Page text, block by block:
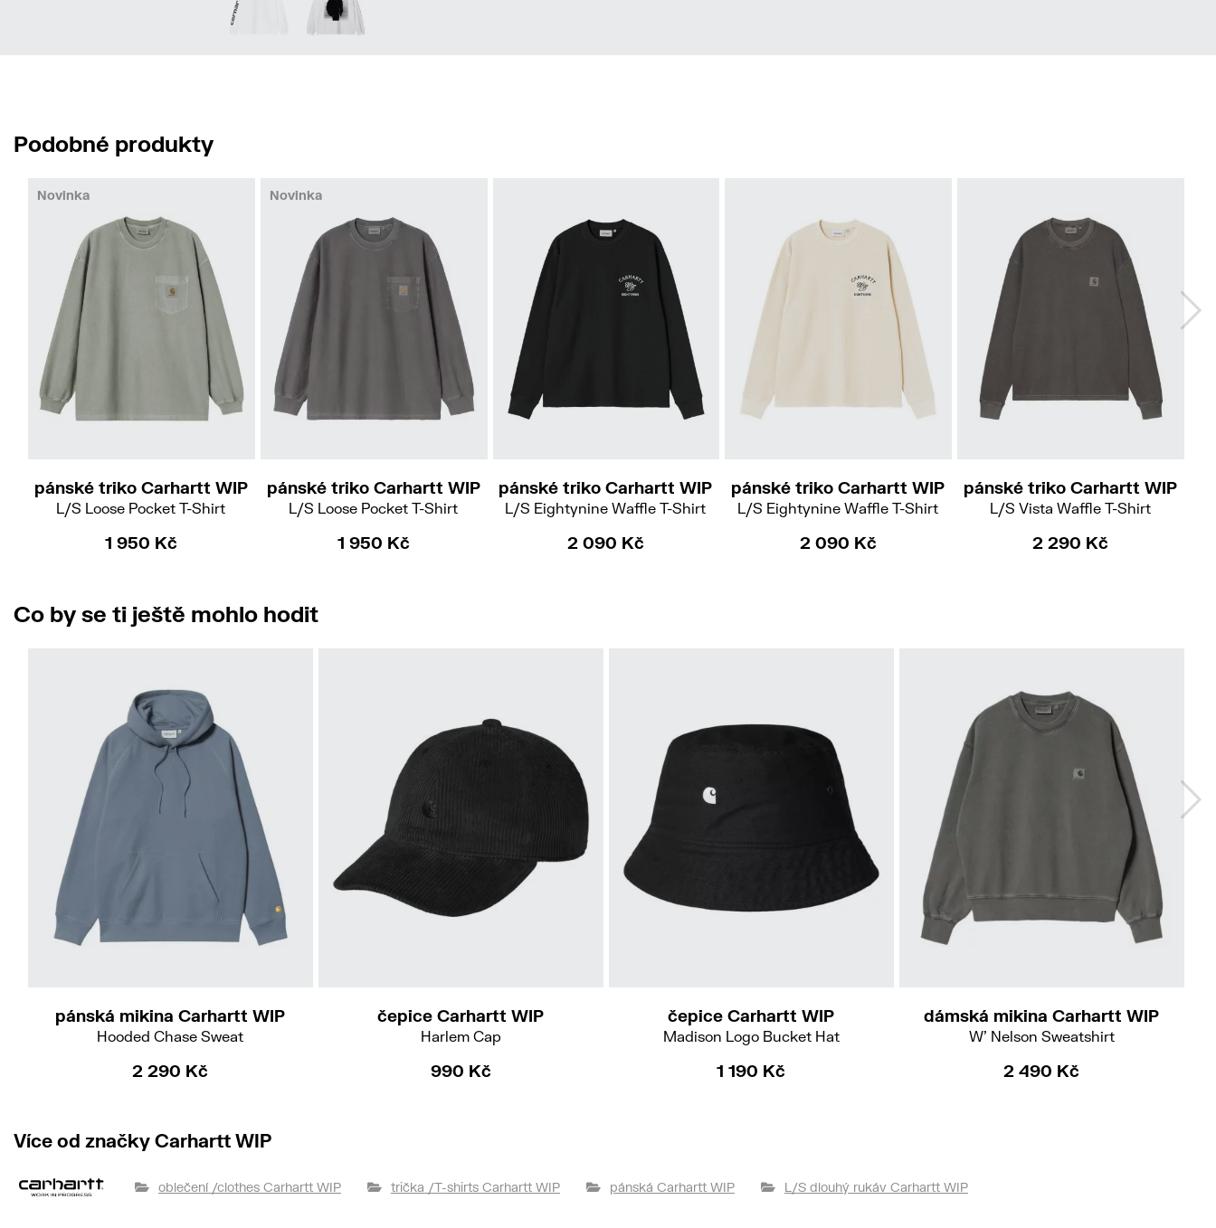
Podobné produkty
Novinka
pánské triko Carhartt WIP
L/S Loose Pocket T-Shirt
1 950 Kč
Novinka
pánské triko Carhartt WIP
L/S Loose Pocket T-Shirt
1 950 Kč
pánské triko Carhartt WIP
L/S Eightynine Waffle T-Shirt
2 090 Kč
pánské triko Carhartt WIP
L/S Eightynine Waffle T-Shirt
2 090 Kč
pánské triko Carhartt WIP
L/S Vista Waffle T-Shirt
2 290 Kč
Co by se ti ještě mohlo hodit
pánská mikina Carhartt WIP
Hooded Chase Sweat
2 290 Kč
čepice Carhartt WIP
Harlem Cap
990 Kč
čepice Carhartt WIP
Madison Logo Bucket Hat
1 190 Kč
dámská mikina Carhartt WIP
W' Nelson Sweatshirt
2 490 Kč
Více od značky Carhartt WIP
oblečení /clothes Carhartt WIP trička /T-shirts Carhartt WIP pánská Carhartt WIP L/S dlouhý rukáv Carhartt WIP